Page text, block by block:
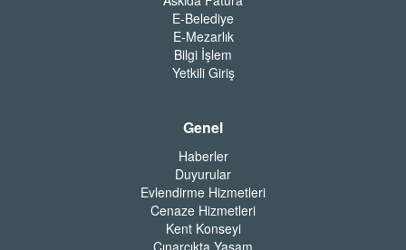
E-Belediye
E-Mezarlık
Bilgi İşlem
Yetkili Giriş
Genel
Haberler
Duyurular
Evlendirme Hizmetleri
Cenaze Hizmetleri
Kent Konseyi
Çınarcıkta Yaşam